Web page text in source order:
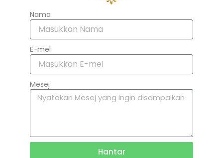
Nama
E-mel
Mesej
Hantar